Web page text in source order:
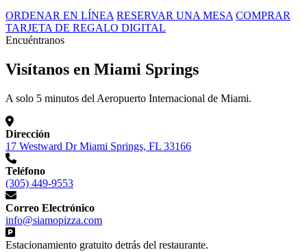
ORDENAR EN LÍNEA RESERVAR UNA MESA COMPRAR
TARJETA DE REGALO DIGITAL
Encuéntranos
Visítanos en Miami Springs
A solo 5 minutos del Aeropuerto Internacional de Miami.
Dirección
17 Westward Dr Miami Springs, FL 33166
Teléfono
(305) 449-9553
Correo Electrónico
info@siamopizza.com
Estacionamiento gratuito detrás del restaurante.